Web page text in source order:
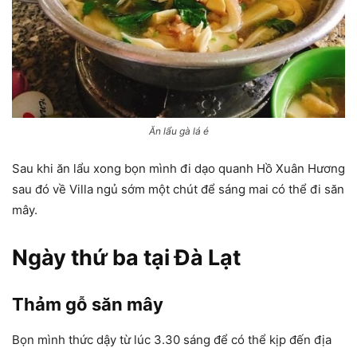
Ăn lẩu gà lá é
Sau khi ăn lẩu xong bọn mình đi dạo quanh Hồ Xuân Hương
sau đó về Villa ngủ sớm một chút để sáng mai có thể đi săn
mây.
Ngày thứ ba tại Đà Lạt
Thảm gỗ săn mây
Bọn mình thức dậy từ lúc 3.30 sáng để có thể kịp đến địa